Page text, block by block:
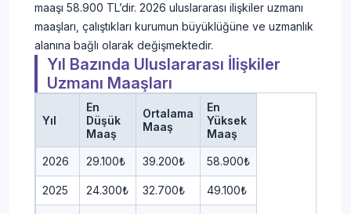
maaşı 58.900 TL’dir. 2026 uluslararası ilişkiler uzmanı
maaşları, çalıştıkları kurumun büyüklüğüne ve uzmanlık
alanına bağlı olarak değişmektedir.
Yıl Bazında Uluslararası İlişkiler
Uzmanı Maaşları
Yıl
En
Düşük
Maaş
Ortalama
Maaş
En
Yüksek
Maaş
2026 29.100₺ 39.200₺ 58.900₺
2025 24.300₺ 32.700₺ 49.100₺